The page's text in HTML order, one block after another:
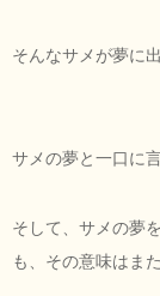
そんなサメが夢に
サメの夢と一口に
そして、サメの夢
も、その意味はま